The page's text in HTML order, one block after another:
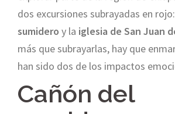
dos excursiones subrayadas en rojo:
sumidero y la iglesia de San Juan
más que subrayarlas, hay que
han sido dos de los impactos
Cañón del